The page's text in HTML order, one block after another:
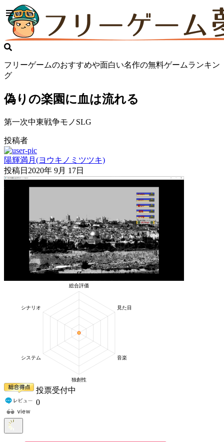
フリーゲームのおすすめや面白い名作の無料ゲームランキン
グ
偽りの楽園に血は流れる
第一次中東戦争モノSLG
投稿者
陽輝満月(ヨウキノミツツキ)
投稿日 2020年 9月 17日
投票受付中
0